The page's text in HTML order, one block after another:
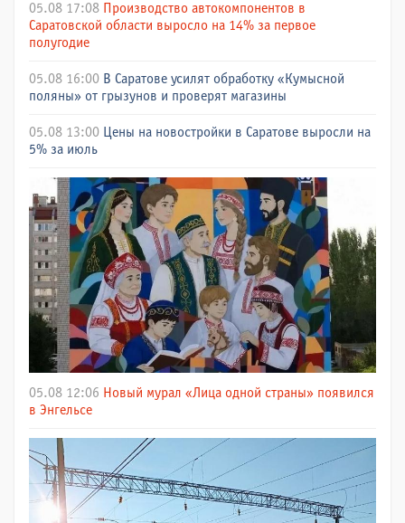
05.08 17:08 Производство автокомпонентов в
Саратовской области выросло на 14% за первое
полугодие
05.08 16:00 В Саратове усилят обработку «Кумысной
поляны» от грызунов и проверят магазины
05.08 13:00
Цены на новостройки в Саратове выросли на
5% за июль
05.08 12:06 Новый мурал «Лица одной страны» появился
в Энгельсе